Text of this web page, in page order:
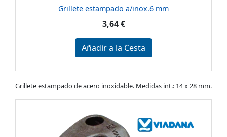
Grillete estampado a/inox.6 mm
3,64 €
Añadir a la Cesta
Grillete estampado de acero inoxidable. Medidas int.: 14 x 28 mm.